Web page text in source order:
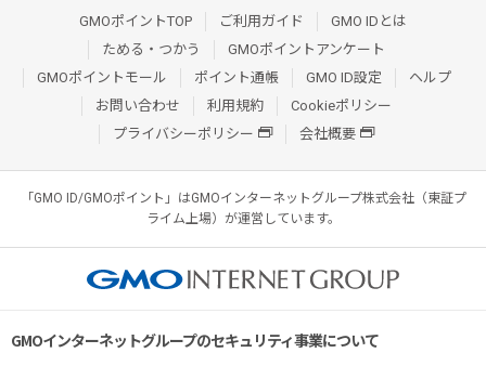
GMOポイントTOP ご利用ガイド
GMO IDとは
ためる・つかう
GMOポイントアンケート
GMOポイントモール
ポイント通帳 GMO ID設定
ヘルプ
お問い合わせ
利用規約
Cookieポリシー
プライバシーポリシー
会社概要
「GMO ID/GMOポイント」はGMOインターネットグループ株式会社（東証プ
ライム上場）が運営しています。
GMOインターネットグループのセキュリティ事業について